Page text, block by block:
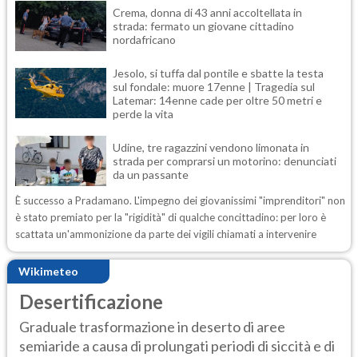
Crema, donna di 43 anni accoltellata in
strada: fermato un giovane cittadino
nordafricano
Jesolo, si tuffa dal pontile e sbatte la testa
sul fondale: muore 17enne | Tragedia sul
Latemar: 14enne cade per oltre 50 metri e
perde la vita
Udine, tre ragazzini vendono limonata in
strada per comprarsi un motorino: denunciati
da un passante
È successo a Pradamano. L'impegno dei giovanissimi "imprenditori" non
è stato premiato per la "rigidità" di qualche concittadino: per loro è
scattata un'ammonizione da parte dei vigili chiamati a intervenire
Wikimeteo
Desertificazione
Graduale trasformazione in deserto di aree
semiaride a causa di prolungati periodi di siccità e di